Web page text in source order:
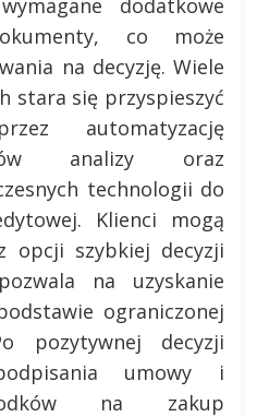
dodatkowe
co może
na decyzję. Wiele
stara się przyspieszyć
automatyzację
analizy oraz
technologii do
Klienci mogą
opcji szybkiej decyzji
na uzyskanie
ograniczonej
pozytywnej decyzji
umowy i
na zakup